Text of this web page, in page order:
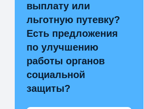
выплату или
льготную путевку?
Есть предложения
по улучшению
работы органов
социальной
защиты?